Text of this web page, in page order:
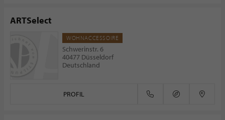
ARTSelect
WOHNACCESSOIRE
Schwerinstr. 6
40477 Düsseldorf
Deutschland
PROFIL